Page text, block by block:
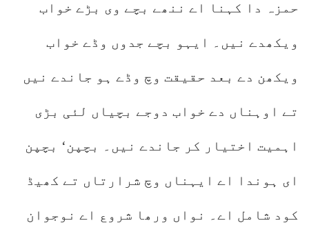
حمزہ دا کہنا اے ننھے بچے وی بڑے خواب
ویکھدے نیں۔ ایہو بچے جدوں وڈے خواب
ویکھن دے بعد حقیقت وچ وڈے ہو جاندے نیں
تے اوہناں دے خواب دوجے بچیاں لئی بڑی
اہمیت اختیار کر جاندے نیں۔ بچپن‘ بچپن
ای ہوندا اے ایہناں وچ شرارتاں تے کھیڈ
کود شامل اے۔ نواں ورھا شروع اے نوجوان